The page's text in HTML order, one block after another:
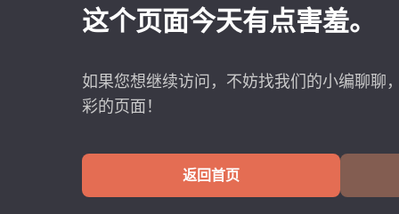
这个页面今天有点害羞。
如果您想继续访问，不妨找我们的小编聊聊
彩的页面！
返回首页